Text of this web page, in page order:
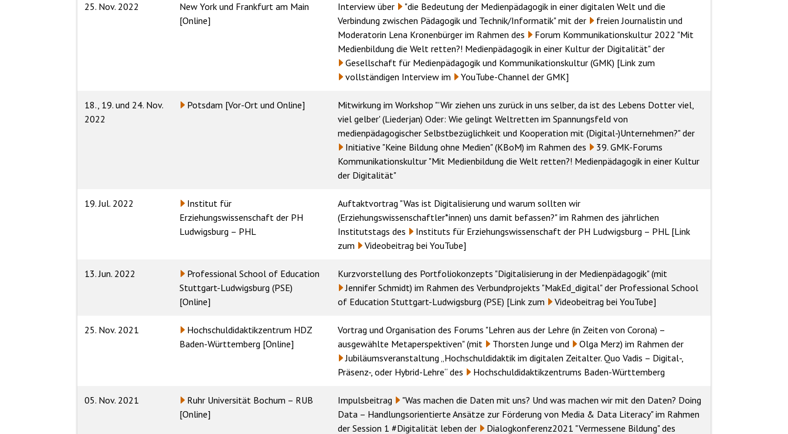
25. Nov. 2022
New York und Frankfurt am Main
[Online]
Interview über
"die Bedeutung der Medienpädagogik in einer digitalen Welt und die
Verbindung zwischen Pädagogik und Technik/Informatik"mit der
freien Journalistin und
Moderatorin Lena Kronenbürger im Rahmen des
Forum Kommunikationskultur 2022 "Mit
Medienbildung die Welt retten?! Medienpädagogik in einer Kultur der Digitalität"der
Gesellschaft für Medienpädagogik und Kommunikationskultur (GMK) [Link zum
vollständigen Interview im YouTube-Channel der GMK]
18., 19. und 24. Nov.
2022
Potsdam [Vor-Ort und Online]
Mitwirkung im Workshop "'Wir ziehen uns zurück in uns selber, da ist des Lebens Dotter viel,
viel gelber' (Liederjan) Oder: Wie gelingt Weltretten im Spannungsfeld von
medienpädagogischer Selbstbezüglichkeit und Kooperation mit (Digital-)Unternehmen?" der
Initiative "Keine Bildung ohne Medien" (KBoM) im Rahmen des
39. GMK-Forums
Kommunikationskultur "Mit Medienbildung die Welt retten?! Medienpädagogik in einer Kultur
der Digitalität"
19. Jul. 2022
Institut für
Erziehungswissenschaft der PH
Ludwigsburg – PHL
Auftaktvortrag "Was ist Digitalisierung und warum sollten wir
(Erziehungswissenschaftler*innen) uns damit befassen?" im Rahmen des jährlichen
Institutstags des
Instituts für Erziehungswissenschaft der PH Ludwigsburg – PHL[Link
zum
Videobeitrag bei YouTube]
13. Jun. 2022
Professional School of Education
Stuttgart-Ludwigsburg (PSE)
[Online]
Kurzvorstellung des Portfoliokonzepts "Digitalisierung in der Medienpädagogik" (mit
Jennifer Schmidt) im Rahmen des Verbundprojekts "MakEd_digital" der Professional School
of Education Stuttgart-Ludwigsburg (PSE) [Link zum
Videobeitrag bei YouTube]
25. Nov. 2021
Hochschuldidaktikzentrum HDZ
Baden-Württemberg [Online]
Vortrag und Organisation des Forums "Lehren aus der Lehre (in Zeiten von Corona) –
ausgewählte Metaperspektiven" (mit
Thorsten Junge und Olga Merz) im Rahmen der
Jubiläumsveranstaltung „Hochschuldidaktik im digitalen Zeitalter. Quo Vadis – Digital-,
Präsenz-, oder Hybrid-Lehre“ des Hochschuldidaktikzentrums Baden-Württemberg
05. Nov. 2021
Ruhr Universität Bochum – RUB
[Online]
Impulsbeitrag
"Was machen die Daten mit uns? Und was machen wir mit den Daten? Doing
Data – Handlungsorientierte Ansätze zur Förderung von Media & Data Literacy"im Rahmen
der Session 1 #Digitalität leben der
Dialogkonferenz2021 "Vermessene Bildung" des